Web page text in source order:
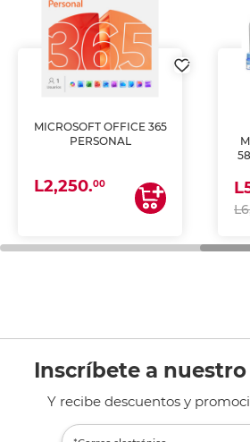
MICROSOFT OFFICE 365
PERSONAL
L2,250.00
Inscríbete a
Y recibe descuentos y